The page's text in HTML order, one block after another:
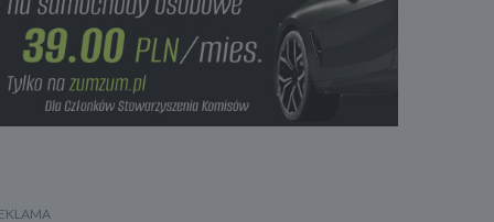
Lampy bi-ksenonowe
Felgi aluminiowe 18